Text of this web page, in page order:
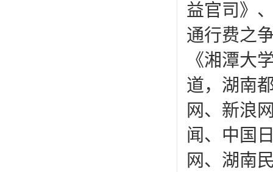
益官司》
通行费之
《湘潭大
道，湖南
网、新浪
闻、中国
网、湖南